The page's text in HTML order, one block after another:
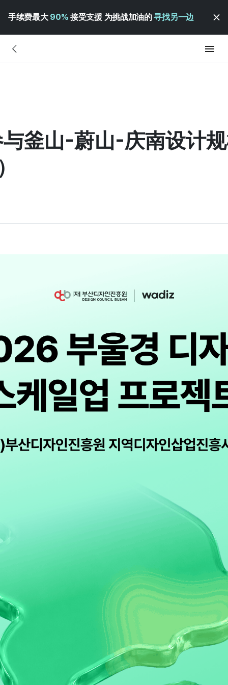
手续费最大 90% 接受支援 为挑战加油的寻找另一边
釜山-蔚山-庆南设计